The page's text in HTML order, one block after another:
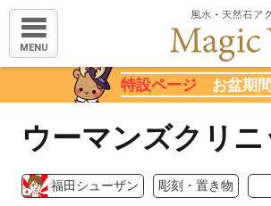
MENU
特設ページ お盆期
ウーマンズクリニ
福田シューザン 彫刻・置き物